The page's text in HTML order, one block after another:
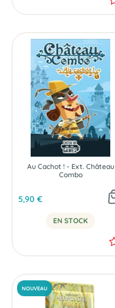
Au Cachot ! - Ext. Château
Combo
5,90 €
EN STOCK